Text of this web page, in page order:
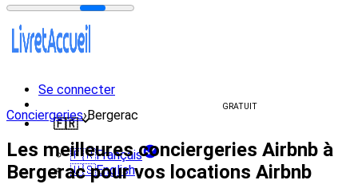
Se connecter
GRATUIT
🇫🇷
🇫🇷Français
🇺🇸English
Conciergeries›Bergerac
Les meilleures conciergeries Airbnb à
Bergerac pour vos locations Airbnb